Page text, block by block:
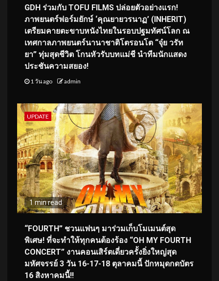
GDH ร่วมกับ TOFU FILMS ปล่อยตัวอย่างแรก!
ภาพยนตร์ฟอร์มยักษ์ ‘คุณยายวรนาฏ’ (INHERIT)
เตรียมคายตะขาบหนังไทยในรอบปฐมทัศน์โลก ณ
เทศกาลภาพยนตร์นานาชาติโตรอนโต “จุ๋ย วรัท
ยา” ทุ่มสุดชีวิต โกนหัวรับบทแม่ชี นำทีมนักแสดง
ประชันความสยอง!
1 วัน ago admin
UPDATE
1 min read
“FOURTH” ชวนแฟนๆ มาร่วมเก็บโมเมนต์สุด
พิเศษ! ที่จะทำให้ทุกคนต้องร้อง “OH MY FOURTH
CONCERT” งานคอนเสิร์ตเดี่ยวครั้งยิ่งใหญ่สุด
มหัศจรรย์ 3 วัน 16-17-18 ตุลาคมนี้ ปักหมุดกดบัตร
16 สิงหาคมนี้!!